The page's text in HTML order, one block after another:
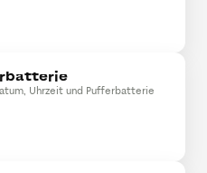
Uhrzeit und Pufferbatterie